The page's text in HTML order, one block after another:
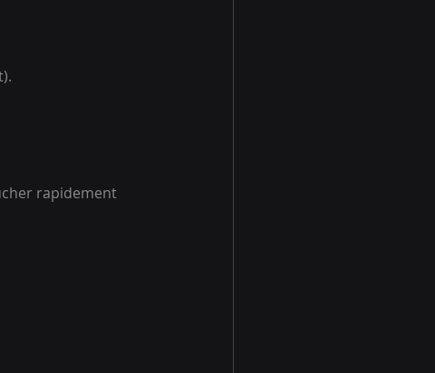
rapidement